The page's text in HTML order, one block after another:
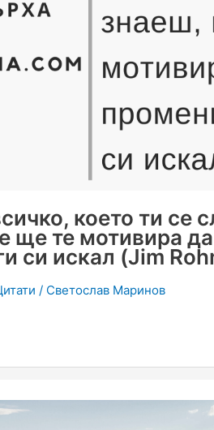
което ти се
ще те мотивира
си искал (Jim
/ Светослав Маринов